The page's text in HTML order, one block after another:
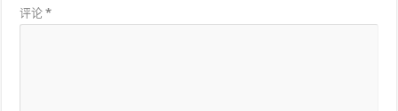
评论*